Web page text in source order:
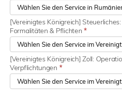
[Vereinigtes Königreich]
Formalitäten & Pflichten*
[Vereinigtes Königreich] Zoll:
Verpflichtungen *